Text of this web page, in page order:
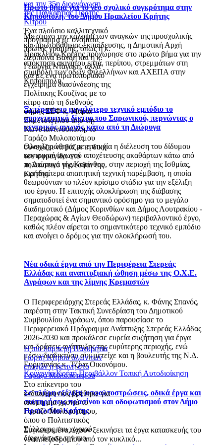
Πρώτο βήμα για το νέο σχολικό συγκρότημα στην
Κηπούπολη, του Δήμου Ηρακλείου Κρήτης
Με στόχο την κάλυψη των αναγκών της προσχολικής
και πρωτοβάθμιας εκπαίδευσης, η Δημοτική Αρχή
Ηρακλείου Κρήτης προχώρησε στο πρώτο βήμα για την
απόκτηση ακινήτου επτά, περίπου, στρεμμάτων στη
συμβολή των οδών Φιλελλήνων και ΑΧΕΠΑ στην
Κηπούπολη.
Ξεπέρασε το μεγαλύτερο τεχνικό εμπόδιο το
αποχετευτικό δίκτυο του Σαρωνικού, περνώντας ο
κεντρικός αγωγός κάτω από τη Διώρυγα
Ολοκληρώθηκε με επιτυχία η διέλευση του δίδυμου
κεντρικού αγωγού αποχέτευσης ακαθάρτων κάτω από
τη Διώρυγα της Κορίνθου, στην περιοχή της Ισθμίας,
μια ιδιαίτερα απαιτητική τεχνική παρέμβαση, η οποία
θεωρούνταν το πλέον κρίσιμο στάδιο για την εξέλιξη
του έργου. Η επιτυχής ολοκλήρωση της διάβασης
σηματοδοτεί ένα σημαντικό ορόσημο για το μεγάλο
διαδημοτικό (Δήμος Κορινθίων και Δήμος Λουτρακίου -
Περαχώρας & Αγίων Θεοδώρων) περιβαλλοντικό έργο,
καθώς πλέον αίρεται το σημαντικότερο τεχνικό εμπόδιο
και ανοίγει ο δρόμος για την ολοκλήρωσή του.
Νέα οδικά έργα από την Περιφέρεια Στερεάς
Ελλάδας και αναπτυξιακή ώθηση μέσω της Ο.Χ.Ε.
Αγράφων και της λίμνης Κρεμαστών
Ο Περιφερειάρχης Στερεάς Ελλάδας, κ. Φάνης Σπανός,
παρέστη στην Τακτική Συνεδρίαση του Δημοτικού
Συμβουλίου Αγράφων, όπου παρουσίασε το
Περιφερειακό Πρόγραμμα Ανάπτυξης Στερεάς Ελλάδας
2026-2030 και προκάλεσε ευρεία συζήτηση για έργα
και δράσεις ανάπτυξης της ευρύτερης περιοχής, ενώ
μέσω διαδικτύου συμμετείχε και η βουλευτής της Ν.Δ.
Ευρυτανίας κ. Τζίνα Οικονόμου.
ΚοινωνίαΚρήτηΠεριβάλλον Τοπική Αυτοδιοίκηση
Σε πλήρη εξέλιξη ασφαλτοστρώσεις, οδικά έργα και
συντηρήσεις πρασίνου και οδοφωτισμού στον Δήμο
Ηρακλείου Κρήτης
Συγκεκριμένα, έχουν ξεκινήσει τα έργα κατασκευής του
νέου πεζοδρομίου από τον κυκλικό...
και την 35η διοργάνωση
της Παγκρήτιας Γιορτής
Κίτρου
Ένα πλούσιο καλλιτεχνικό
πρόγραμμα με ονόματα
πρώτης γραμμής, όπως η κ.
Δέσποινα Βανδή και η κ.
Γεωργία Νταγάκη, αλλά
και με ένα πρωτοποριακό
εγχείρημα διασύνδεσης της
Πολίτικης Κουζίνας με το
κίτρο από τη διεθνούς
φήμης ΣΕΦ κ. Μαρία
Εκμετσίογλου από την
Κωνσταντινούπολη, το
Γαράζο Μυλοποτάμου
συνεχίζει να βάζει τη δική
του σφραγίδα στο
πολιτιστικό γίγνεσθαι της
Κρήτης.
Η πιο λαμπερή Παγκρήτια
Γιορτή Κίτρου όλων των
εποχών η φετινή στο
Γαράζο Μυλοποτάμου
Στο επίκεντρο του
ενδιαφέροντος βρέθηκε για
ακόμη μια χρονιά το
Γαράζο Μυλοποτάμου,
όπου ο Πολιτιστικός
Σύλλογος του χωριού
διοργάνωσε την πιο